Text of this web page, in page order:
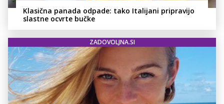
Klasična panada odpade: tako Italijani pripravijo
slastne ocvrte bučke
ZADOVOLJNA.SI